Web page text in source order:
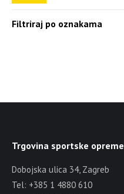
Filtriraj po oznakama
Trgovina sportske opreme
Dobojska ulica 34, Zagreb
Tel: +385 1 4880 610